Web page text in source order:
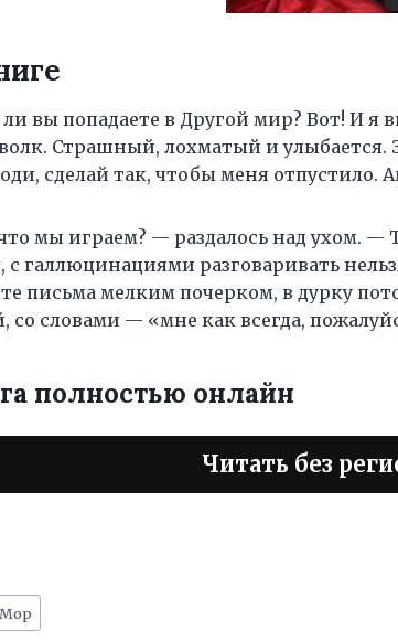
ли вы попадаете в Другой мир? Вот! И я
Страшный, лохматый и улыбается.
сделай так, чтобы меня отпустило.
мы играем? — раздалось над ухом. —
с галлюцинациями разговаривать
письма мелким почерком, в дурку
со словами — «мне как всегда,
полностью онлайн
Читать без